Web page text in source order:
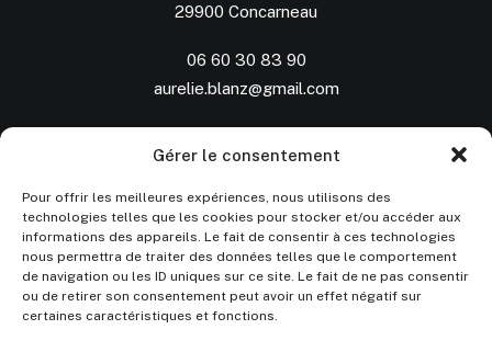
Gérer le consentement
Pour offrir les meilleures expériences, nous utilisons des
technologies telles que les cookies pour stocker et/ou accéder aux
informations des appareils. Le fait de consentir à ces technologies
nous permettra de traiter des données telles que le comportement
de navigation ou les ID uniques sur ce site. Le fait de ne pas consentir
ou de retirer son consentement peut avoir un effet négatif sur
certaines caractéristiques et fonctions.
29900 Concarneau
06 60 30 83 90
aurelie.blanz@gmail.com
SUIVEZ-NOUS
Instagram